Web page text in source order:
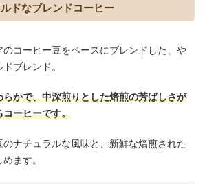
ドなブレンドコーヒー
コーヒー豆をベースにブレンドした、や
ブレンド。
かで、中深煎りとした焙煎の芳ばしさが
コーヒーです。
ナチュラルな風味と、新鮮な焙煎された
ます。